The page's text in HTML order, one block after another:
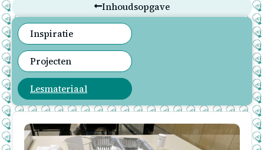
Inhoudsopgave
Inspiratie
Projecten
Lesmateriaal